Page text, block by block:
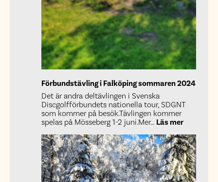
Förbundstävling i Falköping sommaren 2024
Det är andra deltävlingen i Svenska
Discgolfförbundets nationella tour, SDGNT
som kommer på besök.Tävlingen kommer
spelas på Mösseberg 1-2 juni.Mer… Läs mer:
i
Falköping
2024